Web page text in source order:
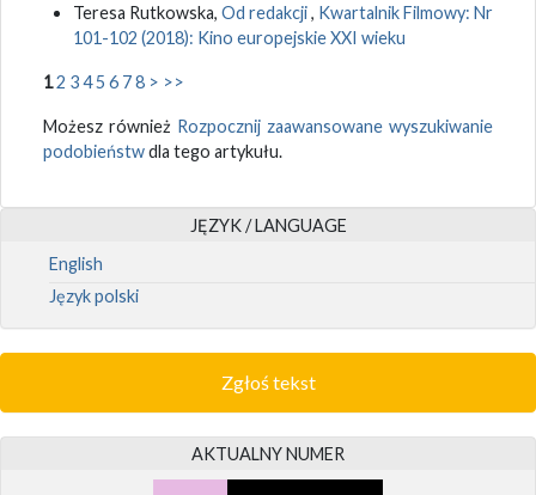
Teresa Rutkowska, Od redakcji, Kwartalnik Filmowy: Nr
101-102 (2018): Kino europejskie XXI wieku
12 345 6 78 > >>
Możesz również Rozpocznij zaawansowane wyszukiwanie
podobieństwdla tego artykułu.
JĘZYK / LANGUAGE
English
Język polski
Zgłoś tekst
AKTUALNY NUMER